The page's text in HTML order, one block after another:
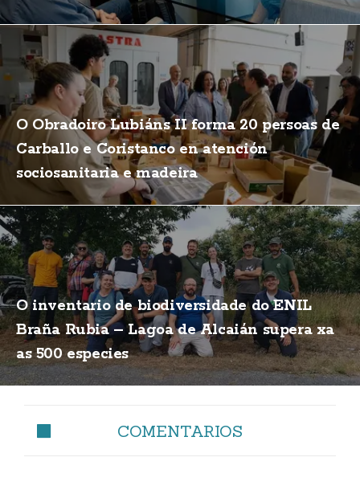
O Obradoiro Lubiáns II forma 20 persoas de
Carballo e Coristanco en atención
sociosanitaria e madeira
O inventario de biodiversidade do ENIL
Braña Rubia – Lagoa de Alcaián supera xa
as 500 especies
COMENTARIOS